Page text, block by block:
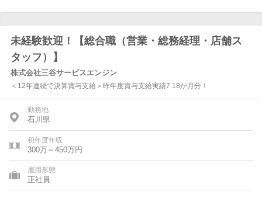
未経験歓迎！【総合職（営業・総務経理・店舗ス
タッフ）】
株式会社三谷サービスエンジン
＜12年連続で決算賞与支給＞昨年度賞与支給実績7.18か月分！
勤務地
石川県
初年度年収
300万～450万円
雇用形態
正社員